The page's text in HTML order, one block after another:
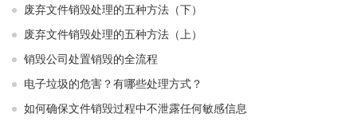
废弃文件销毁处理的五种方法（下）
废弃文件销毁处理的五种方法（上）
销毁公司处置销毁的全流程
电子垃圾的危害？有哪些处理方式？
如何确保文件销毁过程中不泄露任何敏感信息